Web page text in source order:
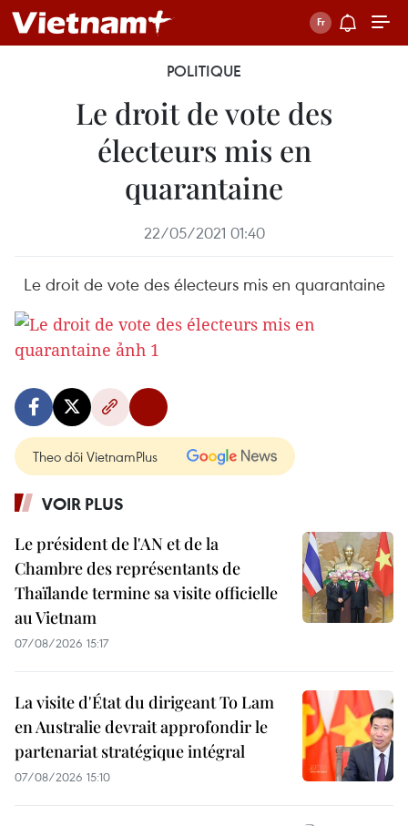
POLITIQUE
Le droit de vote des
électeurs mis en
quarantaine
22/05/2021 01:40
Le droit de vote des électeurs mis en quarantaine
Theo dõi VietnamPlus
VOIR PLUS
Le président de l'AN et de la
Chambre des représentants de
Thaïlande termine sa visite officielle
au Vietnam
07/08/2026 15:17
La visite d'État du dirigeant To Lam
en Australie devrait approfondir le
partenariat stratégique intégral
07/08/2026 15:10